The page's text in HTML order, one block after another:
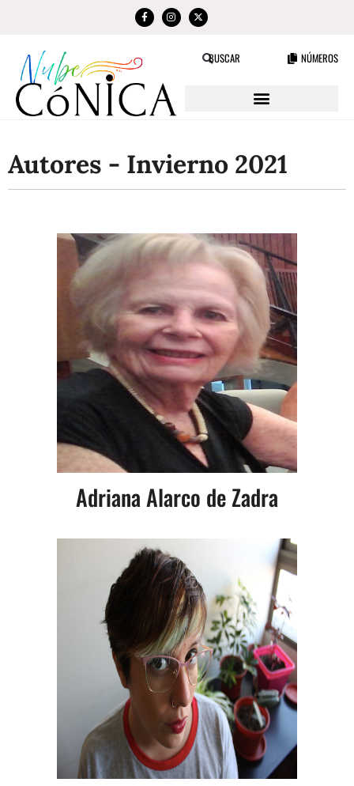
BUSCAR NÚMEROS
Autores - Invierno 2021
Adriana Alarco de Zadra